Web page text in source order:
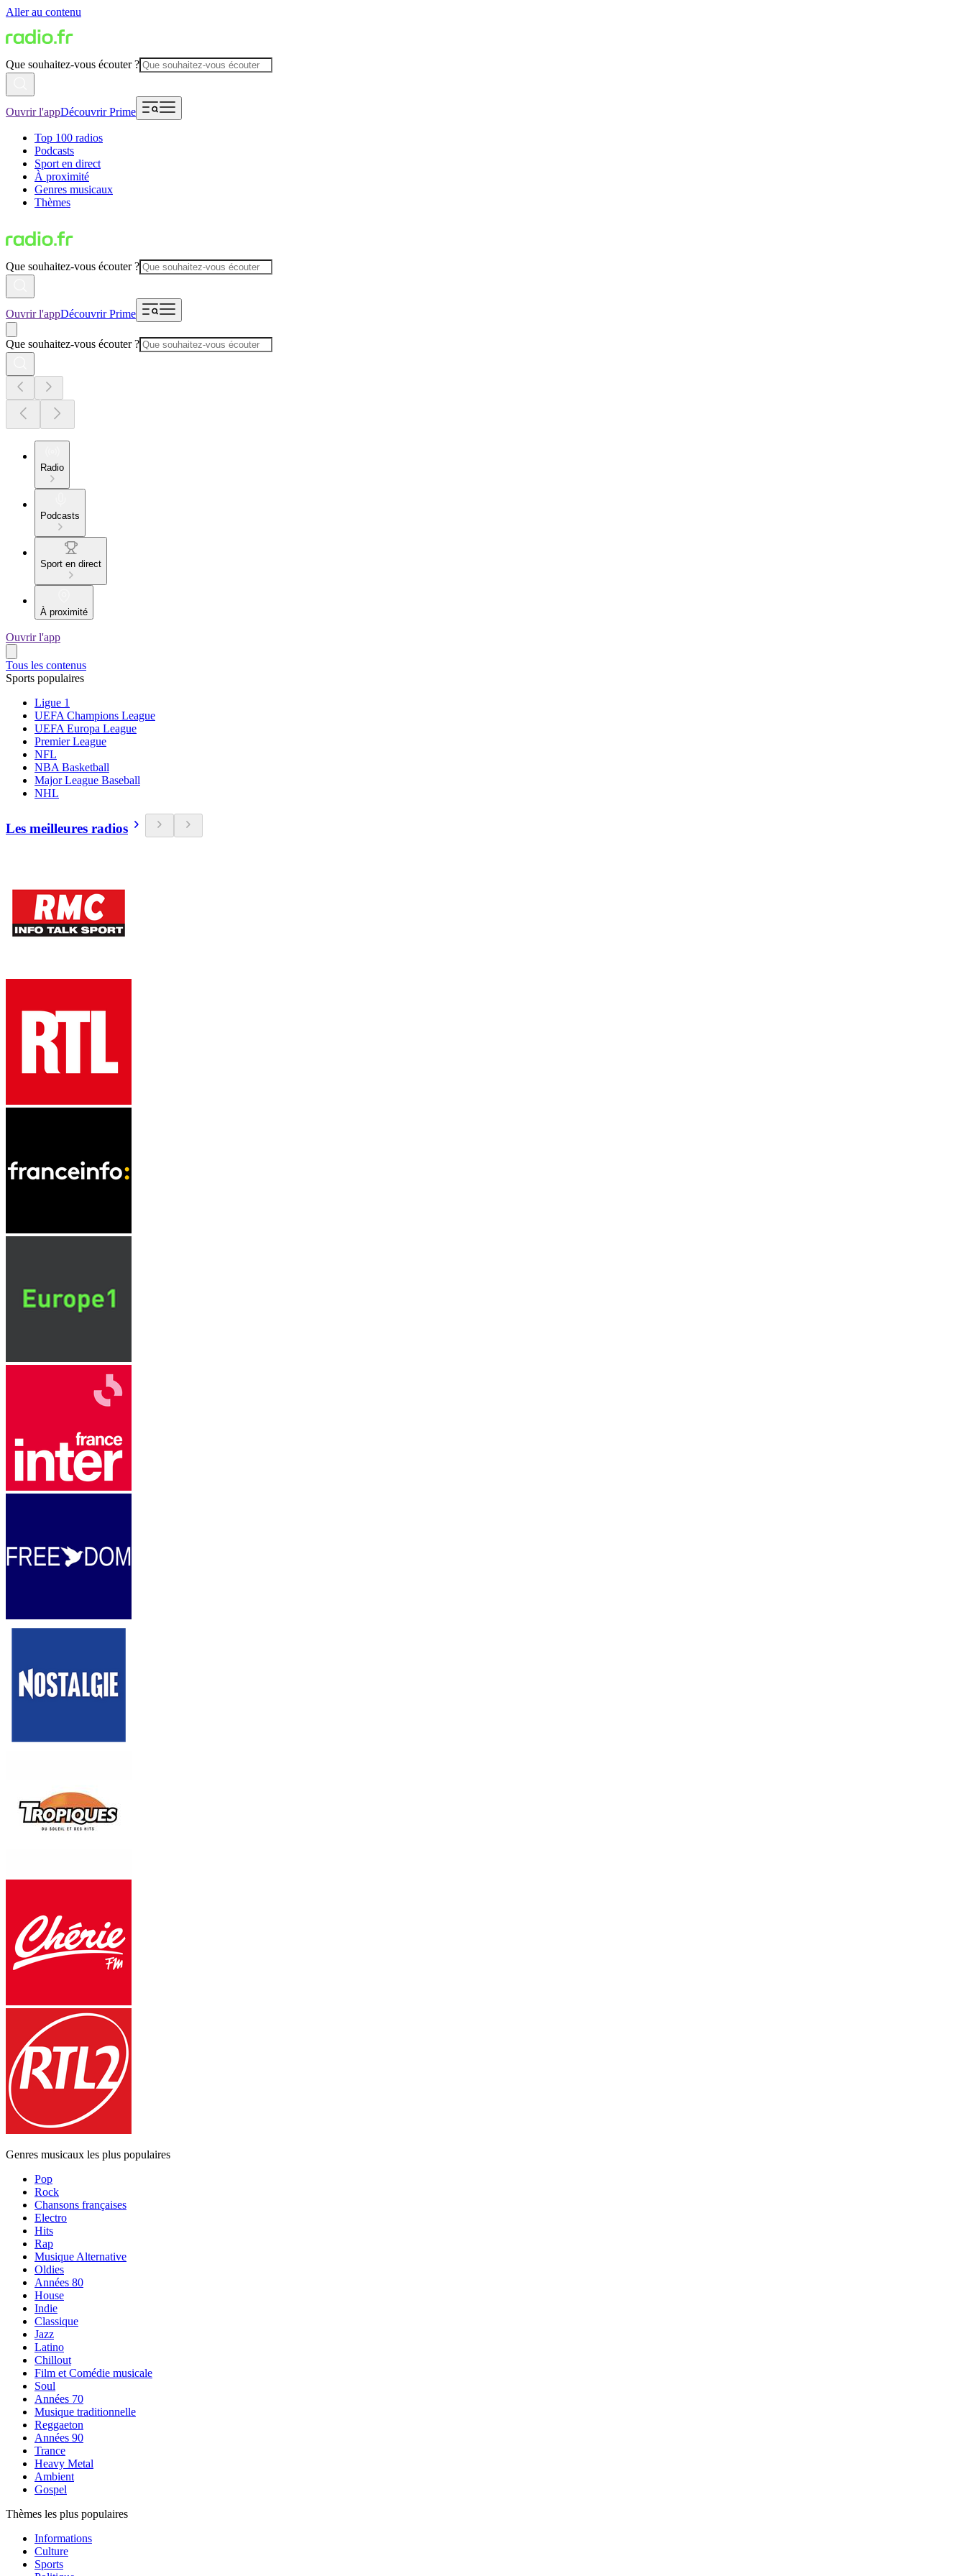
Aller au contenu
Que souhaitez-vous écouter ?
Ouvrir l'appDécouvrir Prime
Top 100 radios
Podcasts
Sport en direct
À proximité
Genres musicaux
Thèmes
Que souhaitez-vous écouter ?
Ouvrir l'appDécouvrir Prime
Que souhaitez-vous écouter ?
Radio
Podcasts
Sport en direct
À proximité
Ouvrir l'app
Tous les contenus
Sports populaires
Ligue 1
UEFA Champions League
UEFA Europa League
Premier League
NFL
NBA Basketball
Major League Baseball
NHL
Les meilleures radios
Genres musicaux les plus populaires
Pop
Rock
Chansons françaises
Electro
Hits
Rap
Musique Alternative
Oldies
Années 80
House
Indie
Classique
Jazz
Latino
Chillout
Film et Comédie musicale
Soul
Années 70
Musique traditionnelle
Reggaeton
Années 90
Trance
Heavy Metal
Ambient
Gospel
Thèmes les plus populaires
Informations
Culture
Sports